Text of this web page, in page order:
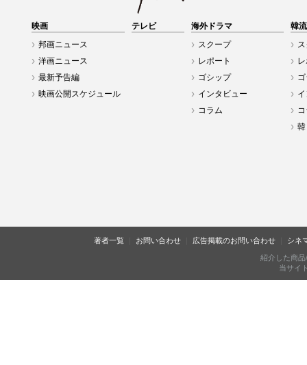
映画
邦画ニュース
洋画ニュース
最新予告編
映画公開スケジュール
テレビ
海外ドラマ
スクープ
レポート
ゴシップ
インタビュー
コラム
韓
著者一覧 お問い合わせ 広告掲載のお問い合わせ シネ
紹介した商
当サイ